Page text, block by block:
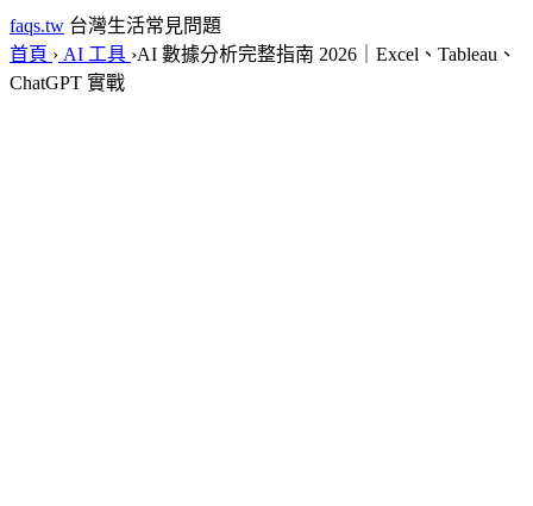
faqs.tw 台灣生活常見問題
首頁 › AI 工具 ›AI 數據分析完整指南 2026｜Excel、Tableau、
ChatGPT 實戰